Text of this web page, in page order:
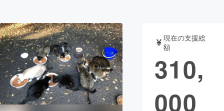
アート・写真 音楽
テクノロジー・ガジェット ゲーム・サ
映像・映画
現在の支援総
額
310,
000